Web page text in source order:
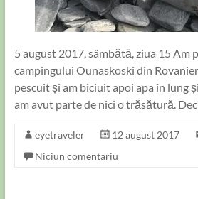
5 august 2017, sâmbătă, ziua 15 Am
campingului Ounaskoski din
pescuit și am biciuit apoi apa în lung
am avut parte de nici o trăsătură.
eyetraveler 12 august 2017
Niciun comentariu